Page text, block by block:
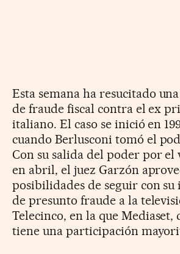
Esta semana ha resucitado
de fraude fiscal contra el ex
italiano. El caso se inició en
cuando Berlusconi tomó el
Con su salida del poder por
en abril, el juez Garzón
posibilidades de seguir con su
de presunto fraude a la
Telecinco, en la que Mediaset,
tiene una participación